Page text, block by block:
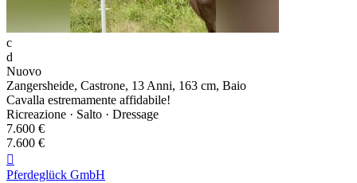
c
d
Nuovo
Zangersheide, Castrone, 13 Anni, 163 cm, Baio
Cavalla estremamente affidabile!
Ricreazione · Salto · Dressage
7.600 €
7.600 €

Pferdeglück GmbH